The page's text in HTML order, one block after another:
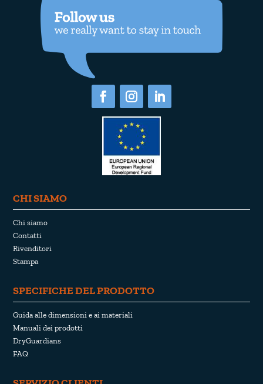
CHI SIAMO
Chi siamo
Contatti
Rivenditori
Stampa
SPECIFICHE DEL PRODOTTO
Guida alle dimensioni e ai materiali
Manuali dei prodotti
DryGuardians
FAQ